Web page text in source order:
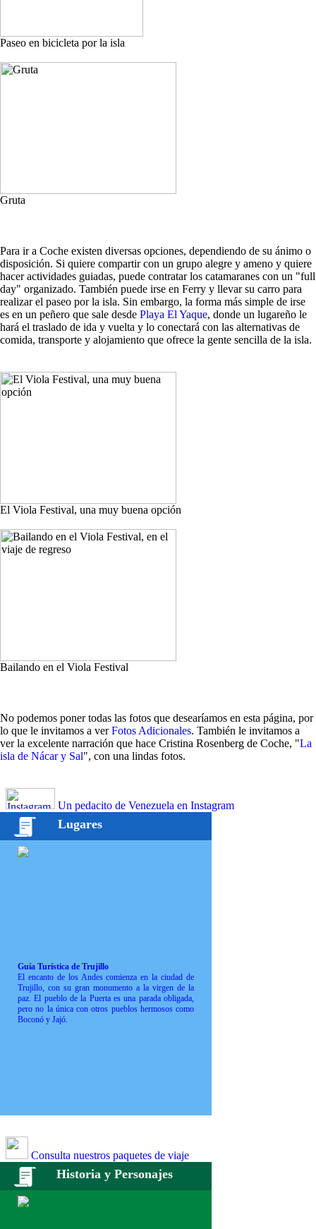
Paseo en bicicleta por la isla
Gruta
Para ir a Coche existen diversas opciones, dependiendo de su ánimo o
disposición. Si quiere compartir con un grupo alegre y ameno y quiere
hacer actividades guiadas, puede contratar los catamaranes con un "full
day" organizado. También puede irse en Ferry y llevar su carro para
realizar el paseo por la isla. Sin embargo, la forma más simple de irse
es en un peñero que sale desde Playa El Yaque, donde un lugareño le
hará el traslado de ida y vuelta y lo conectará con las alternativas de
comida, transporte y alojamiento que ofrece la gente sencilla de la isla.
El Viola Festival, una muy buena opción
Bailando en el Viola Festival
No podemos poner todas las fotos que desearíamos en esta página, por
lo que le invitamos a verFotos Adicionales. También le invitamos a
ver la excelente narración que hace Cristina Rosenberg de Coche, "La
isla de Nácar y Sal", con una lindas fotos.
Un pedacito de Venezuela en Instagram
Lugares
Guía Turística de Trujillo
El encanto de los Andes comienza en la ciudad de
Trujillo, con su gran monumento a la virgen de la
paz. El pueblo de la Puerta es una parada obligada,
pero no la única con otros pueblos hermosos como
Boconó y Jajó.
Consulta nuestros paquetes de viaje
Historia y Personajes